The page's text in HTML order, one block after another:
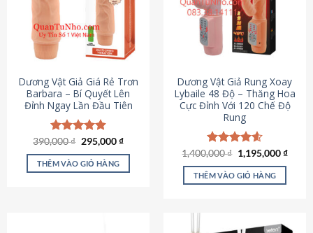
Dương Vật Giả Giá Rẻ Trơn
Barbara – Bí Quyết Lên
Đỉnh Ngay Lần Đầu Tiên
Được xếp
hạng4.90
5 sao
390,000₫ Giá
là:
390,000 ₫.
295,000₫Giá
tại
THÊM VÀO GIỎ HÀNG
Dương Vật Giả Rung Xoay
Lybaile 48 Độ – Thăng Hoa
Cực Đỉnh Với 120 Chế Độ
Rung
Được xếp
hạng4.62
5 sao
1,400,000₫ Giá
gốc
là:
1,400,000 ₫.
1,195,000₫Giá
THÊM VÀO GIỎ HÀNG